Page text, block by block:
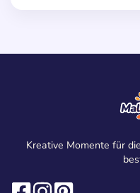
Kreative Momente für